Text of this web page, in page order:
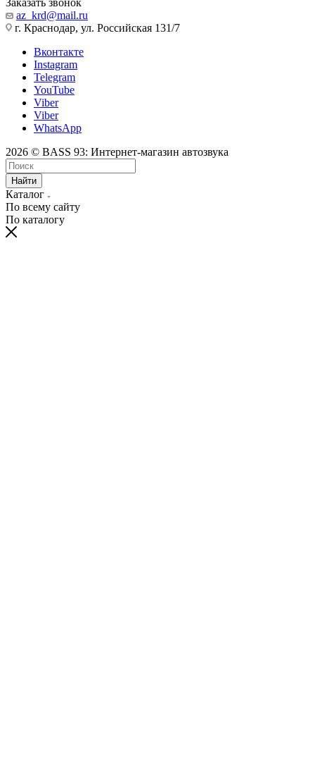
Заказать звонок
az_krd@mail.ru
г. Краснодар, ул. Российская 131/7
Вконтакте
Instagram
Telegram
YouTube
Viber
Viber
WhatsApp
2026 © BASS 93: Интернет-магазин автозвука
Найти
Каталог
По всему сайту
По каталогу